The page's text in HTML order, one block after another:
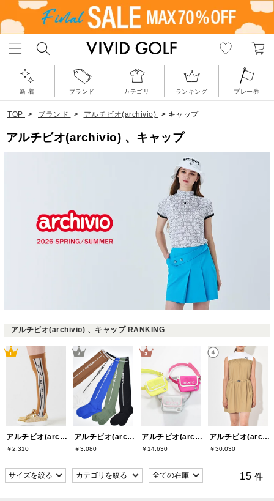
新 着 ブランド カテゴリ ランキング プレー券
TOP > ブランド > アルチビオ(archivio) > キャップ
アルチビオ(archivio) 、キャップ
アルチビオ(archivio) 、キャップ RANKING
アルチビオ(archivio)
￥2,310
アルチビオ(archivio)
￥3,080
アルチビオ(archivio)
￥14,630
アルチビオ(archivio)
￥30,030
15 件